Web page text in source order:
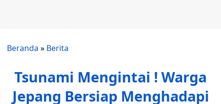
Beranda » Berita
Tsunami Mengintai ! Warga
Jepang Bersiap Menghadapi